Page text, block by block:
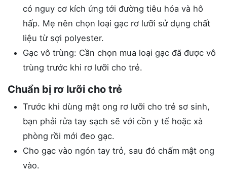
có nguy cơ kích ứng tới đường tiêu hóa và hô
hấp. Mẹ nên chọn loại gạc rơ lưỡi sử dụng chất
liệu từ sợi polyester.
Gạc vô trùng: Cần chọn mua loại gạc đã được vô
trùng trước khi rơ lưỡi cho trẻ.
Chuẩn bị rơ lưỡi cho trẻ
Trước khi dùng mật ong rơ lưỡi cho trẻ sơ sinh,
bạn phải rửa tay sạch sẽ với cồn y tế hoặc xà
phòng rồi mới đeo gạc.
Cho gạc vào ngón tay trỏ, sau đó chấm mật ong
vào.